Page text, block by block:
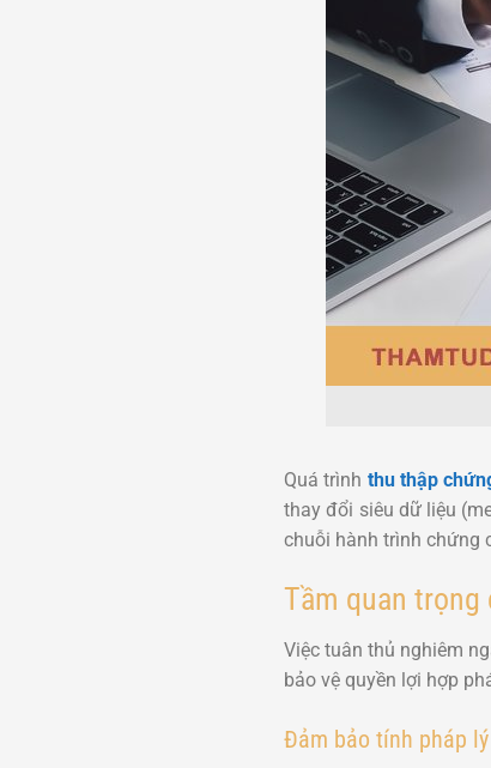
Quá trình thu thập
thay đổi siêu dữ liệu
chuỗi hành trình chứng
Tầm quan trọng
Việc tuân thủ nghiêm
bảo vệ quyền lợi hợp
Đảm bảo tính pháp